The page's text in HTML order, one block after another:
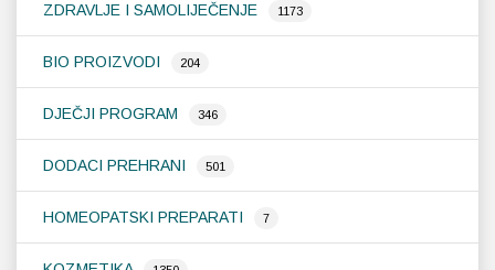
ZDRAVLJE I SAMOLIJEČENJE 1173
BIO PROIZVODI 204
DJEČJI PROGRAM 346
DODACI PREHRANI 501
HOMEOPATSKI PREPARATI 7